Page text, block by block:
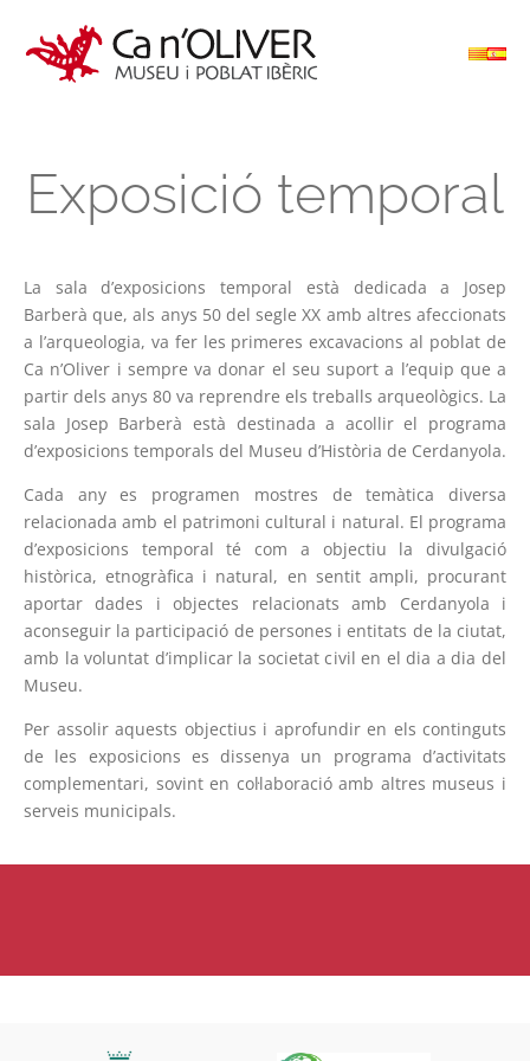
Exposició temporal
La sala d’exposicions temporal està dedicada a Josep
Barberà que, als anys 50 del segle XX amb altres afeccionats
a l’arqueologia, va fer les primeres excavacions al poblat de
Ca n’Oliver i sempre va donar el seu suport a l’equip que a
partir dels anys 80 va reprendre els treballs arqueològics. La
sala Josep Barberà està destinada a acollir el programa
d’exposicions temporals del Museu d’Història de Cerdanyola.
Cada any es programen mostres de temàtica diversa
relacionada amb el patrimoni cultural i natural. El programa
d’exposicions temporal té com a objectiu la divulgació
històrica, etnogràfica i natural, en sentit ampli, procurant
aportar dades i objectes relacionats amb Cerdanyola i
aconseguir la participació de persones i entitats de la ciutat,
amb la voluntat d’implicar la societat civil en el dia a dia del
Museu.
Per assolir aquests objectius i aprofundir en els continguts
de les exposicions es dissenya un programa d’activitats
complementari, sovint en col·laboració amb altres museus i
serveis municipals.